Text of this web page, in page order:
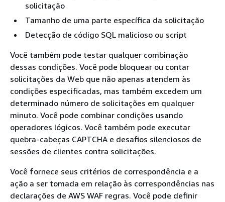
solicitação
Tamanho de uma parte específica da solicitação
Detecção de código SQL malicioso ou script
Você também pode testar qualquer combinação
dessas condições. Você pode bloquear ou contar
solicitações da Web que não apenas atendem às
condições especificadas, mas também excedem um
determinado número de solicitações em qualquer
minuto. Você pode combinar condições usando
operadores lógicos. Você também pode executar
quebra-cabeças CAPTCHA e desafios silenciosos de
sessões de clientes contra solicitações.
Você fornece seus critérios de correspondência e a
ação a ser tomada em relação às correspondências nas
declarações de AWS WAF regras. Você pode definir